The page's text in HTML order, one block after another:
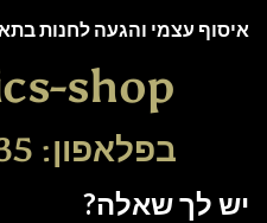
איסוף עצמי והגעה לחנות
shop
בפלאפון: 051-5588135
יש לך שאלה?